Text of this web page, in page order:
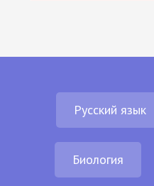
Русский язык
Биология